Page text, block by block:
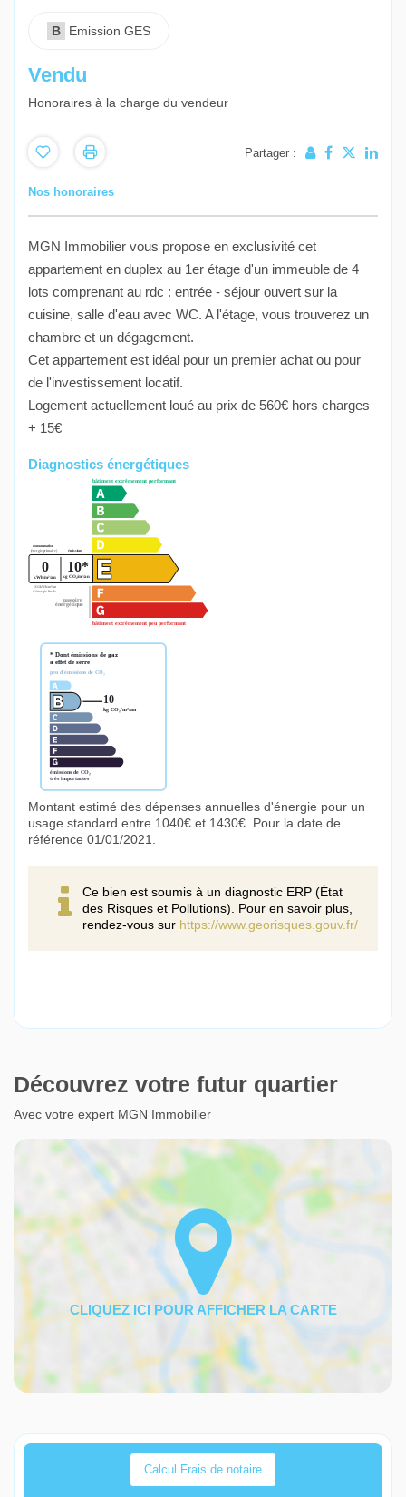
B Emission GES
Vendu
Honoraires à la charge du vendeur
Partager :
Nos honoraires
MGN Immobilier vous propose en exclusivité cet
appartement en duplex au 1er étage d'un immeuble de 4
lots comprenant au rdc : entrée - séjour ouvert sur la
cuisine, salle d'eau avec WC. A l'étage, vous trouverez un
chambre et un dégagement.
Cet appartement est idéal pour un premier achat ou pour
de l'investissement locatif.
Logement actuellement loué au prix de 560€ hors charges
+ 15€
Diagnostics énergétiques
Montant estimé des dépenses annuelles d'énergie pour un
usage standard entre 1040€ et 1430€. Pour la date de
référence 01/01/2021.
Ce bien est soumis à un diagnostic ERP (État
des Risques et Pollutions). Pour en savoir plus,
rendez-vous sur https://www.georisques.gouv.fr/
Découvrez votre futur quartier
Avec votre expert MGN Immobilier
Calcul Frais de notaire